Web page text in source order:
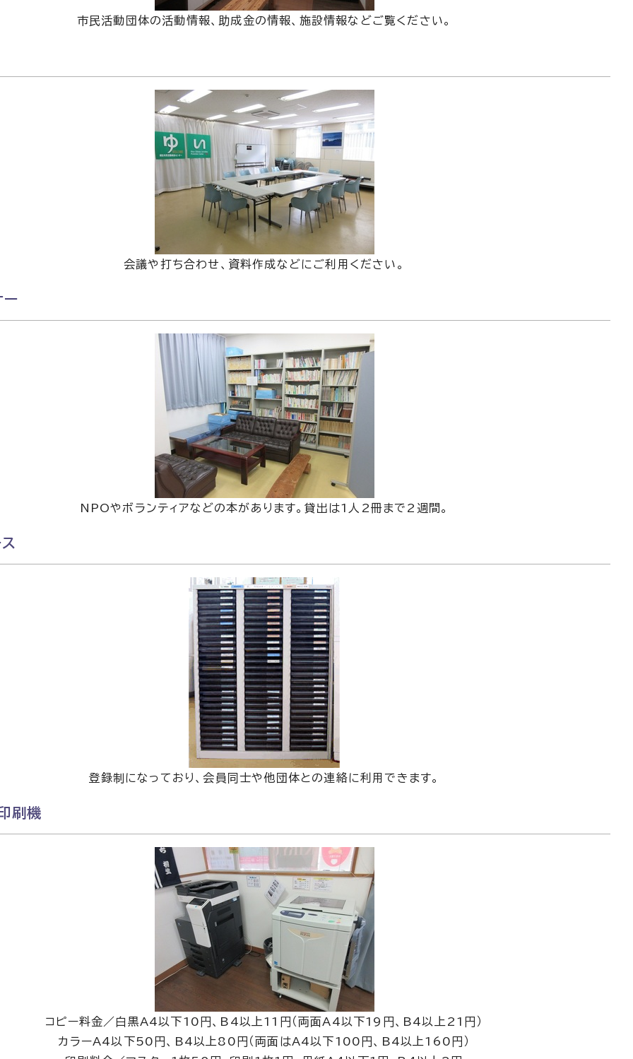
市民活動団体の活動情報、助成金の情報、施設情報などご覧ください。
会議や打ち合わせ、資料作成などにご利用ください。
ー
NPOやボランティアなどの本があります。貸出は1人2冊まで2週間。
登録制になっており、会員同士や他団体との連絡に利用できます。
刷機
コピー料金／白黒A4以下10円、B4以上11円（両面A4以下19円、B4以上21円）
カラーA4以下50円、B4以上80円（両面はA4以下100円、B4以上160円）